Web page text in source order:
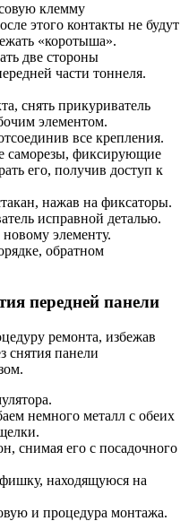
клемму
этого контакты не будут
«коротыша».
две стороны
части тоннеля.
снять прикуриватель
элементом.
все крепления.
саморезы, фиксирующие
его, получив доступ к
нажав на фиксаторы.
исправной деталью.
элементу.
обратном
передней панели
ремонта, избежав
снятия панели
немного металл с обеих
снимая его с посадочного
находящуюся на
и процедура монтажа.